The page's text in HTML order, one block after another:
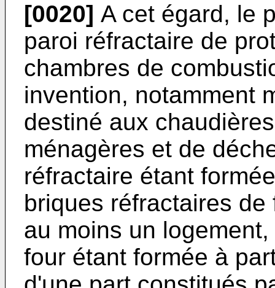
[0020] A cet égard, le
paroi réfractaire de
chambres de
invention, notamment
destiné aux
ménagères et de
réfractaire étant
briques réfractaires
au moins un
four étant formée à